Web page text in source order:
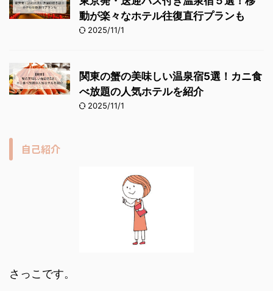
動が楽々なホテル往復直行プランも
2025/11/1
関東の蟹の美味しい温泉宿5選！カニ食
べ放題の人気ホテルを紹介
2025/11/1
自己紹介
さっこです。